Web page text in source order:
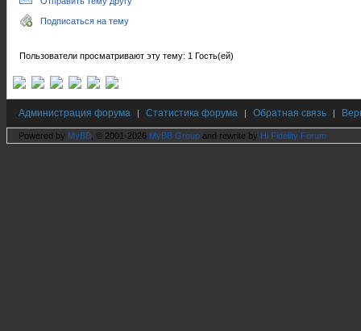
Подписаться на тему
Пользователи просматривают эту тему: 1 Гость(ей)
Администрация форума | Статистика форума | Обратная связь |
Powered by MyBB , © 2001-2026 MyBB Group and rewrite by Hi Fidelity Forum